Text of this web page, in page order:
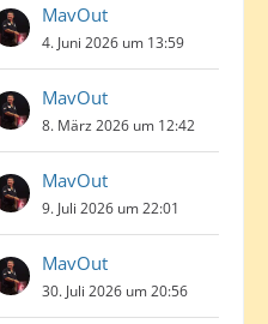
MavOut
4. Juni 2026 um 13:59
MavOut
8. März 2026 um 12:42
MavOut
9. Juli 2026 um 22:01
MavOut
30. Juli 2026 um 20:56